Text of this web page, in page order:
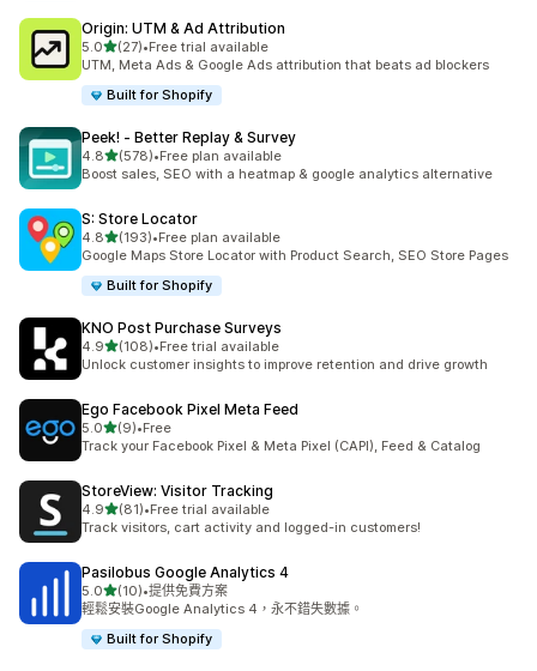
Origin: UTM & Ad Attribution
5.0滿分 5 顆星
(27)
共有 27 則評價
•Free trial available
UTM, Meta Ads & Google Ads attribution that beats ad blockers
Built for Shopify
Peek! ‑ Better Replay & Survey
4.8滿分 5 顆星
(578)
共有 578 則評價
•Free plan available
Boost sales, SEO with a heatmap & google analytics alternative
S: Store Locator
4.8滿分 5 顆星
(193)
共有 193 則評價
•Free plan available
Google Maps Store Locator with Product Search, SEO Store Pages
Built for Shopify
KNO Post Purchase Surveys
4.9滿分 5 顆星
(108)
共有 108 則評價
•Free trial available
Unlock customer insights to improve retention and drive growth
Ego Facebook Pixel Meta Feed
5.0滿分 5 顆星
(9)
共有 9 則評價
•Free
Track your Facebook Pixel & Meta Pixel (CAPI), Feed & Catalog
StoreView: Visitor Tracking
4.9滿分 5 顆星
(81)
共有 81 則評價
•Free trial available
Track visitors, cart activity and logged-in customers!
Pasilobus Google Analytics 4
5.0滿分 5 顆星
(10)
共有 10 則評價
•提供免費方案
輕鬆安裝Google Analytics 4，永不錯失數據。
Built for Shopify